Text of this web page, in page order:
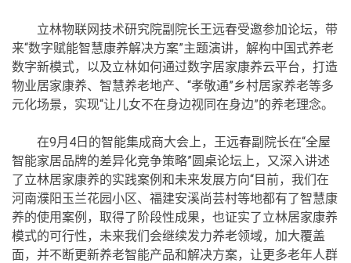
立林物联网技术研究院副院长王远春受邀参加论坛，带
来“数字赋能智慧康养解决方案”主题演讲，解构中国式养老
数字新模式，以及立林如何通过数字居家康养云平台，打造
物业居家康养、智慧养老地产、“孝敬通”乡村居家养老等多
元化场景，实现“让儿女不在身边视同在身边”的养老理念。
在9月4日的智能集成商大会上，王远春副院长在“全屋
智能家居品牌的差异化竞争策略”圆桌论坛上，又深入讲述
了立林居家康养的实践案例和未来发展方向“目前，我们在
河南濮阳玉兰花园小区、福建安溪尚芸村等地都有了智慧康
养的使用案例，取得了阶段性成果，也证实了立林居家康养
模式的可行性，未来我们会继续发力养老领域，加大覆盖
面，并不断更新养老智能产品和解决方案，让更多老年人群